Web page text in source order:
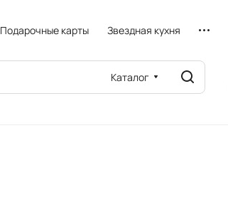
Подарочные карты Звездная кухня
Каталог